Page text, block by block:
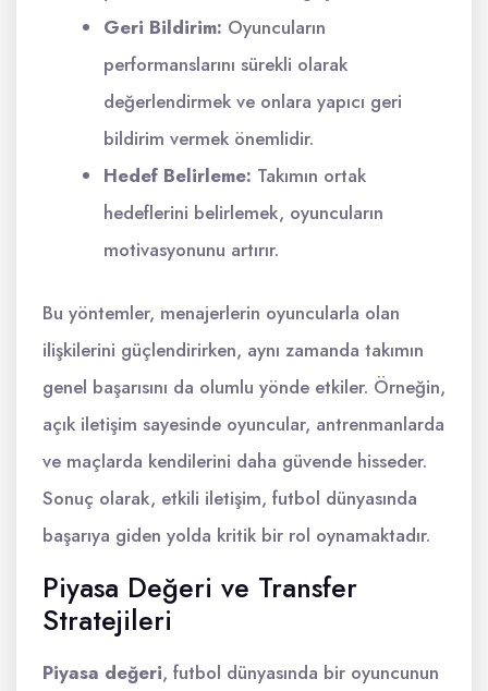
Geri Bildirim: Oyuncuların
performanslarını sürekli olarak
değerlendirmek ve onlara yapıcı geri
bildirim vermek önemlidir.
Hedef Belirleme: Takımın ortak
hedeflerini belirlemek, oyuncuların
motivasyonunu artırır.
Bu yöntemler, menajerlerin oyuncularla olan
ilişkilerini güçlendirirken, aynı zamanda takımın
genel başarısını da olumlu yönde etkiler. Örneğin,
açık iletişim sayesinde oyuncular, antrenmanlarda
ve maçlarda kendilerini daha güvende hisseder.
Sonuç olarak, etkili iletişim, futbol dünyasında
başarıya giden yolda kritik bir rol oynamaktadır.
Piyasa Değeri ve Transfer
Stratejileri
Piyasa değeri, futbol dünyasında bir oyuncunun